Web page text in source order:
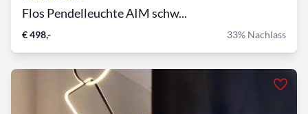
Flos Pendelleuchte AIM schw...
€ 498,- 33% Nachlass